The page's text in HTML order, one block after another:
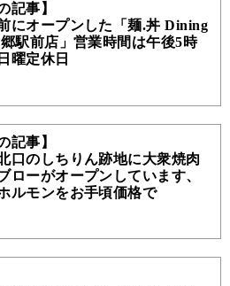
記事】
にオープンした「麺.丼 Dining
駅前店」営業時間は午後5時
曜定休日
記事】
口のしちりん跡地に大衆焼肉
ローがオープンしています、
ルモンをお手頃価格で